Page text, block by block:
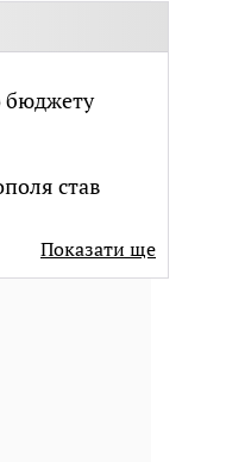
бюджету
став
Показати ще